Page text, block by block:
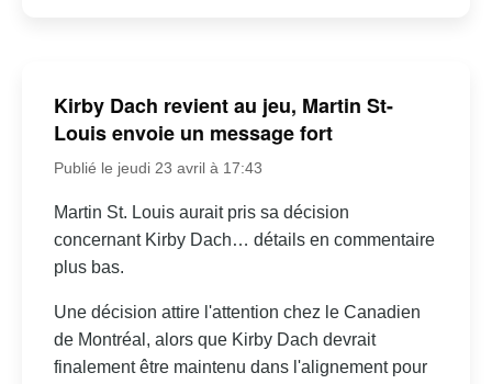
Kirby Dach revient au jeu, Martin St-
Louis envoie un message fort
Publié le jeudi 23 avril à 17:43
Martin St. Louis aurait pris sa décision
concernant Kirby Dach… détails en commentaire
plus bas.
Une décision attire l'attention chez le Canadien
de Montréal, alors que Kirby Dach devrait
finalement être maintenu dans l'alignement pour